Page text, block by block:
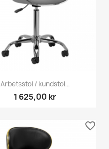
Snabbvy
Arbetsstol / kundstol...
1 625,00 kr
favorite_border